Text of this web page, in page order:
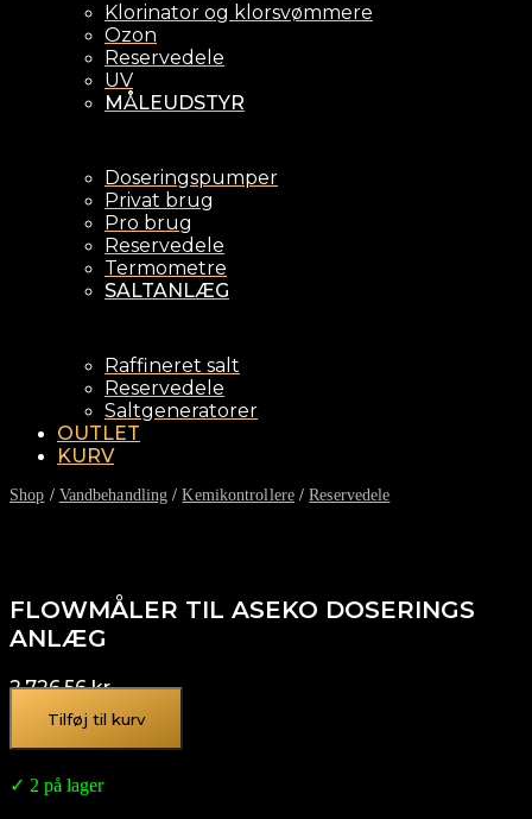
Klorinator og klorsvømmere
Ozon
Reservedele
UV
MÅLEUDSTYR
Doseringspumper
Privat brug
Pro brug
Reservedele
Termometre
SALTANLÆG
Raffineret salt
Reservedele
Saltgeneratorer
OUTLET
KURV
Shop / Vandbehandling /Kemikontrollere/Reservedele
FLOWMÅLER TIL ASEKO DOSERINGS
ANLÆG
2.726,56kr.
Tilføj til kurv
✓ 2 på lager